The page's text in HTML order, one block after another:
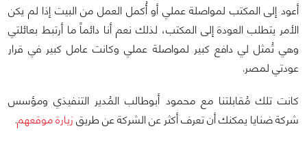
أعود إلى المكتب لمواصلة عملي أو أُكمل العمل من البيت إذا لم يكن
الأمر يتطلب العودة إلى المكتب، لذلك نعم أنا دائماً ما أرتبط بعائلتي
وهي تُمثل لي دافع كبير لمواصلة عملي وكانت عامل كبير في قرار
عودتي لمصر.
كانت تلك مُقابلتنا مع محمود أبوطالب المُدير التنفيذي ومؤسس
شركة ضنايا يمكنك أن تعرف أكثر عن الشركة عن طريق زيارة موقعهم.